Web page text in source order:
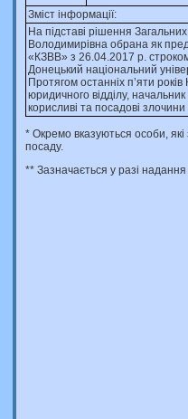
Зміст інформації:
На пiдставi рiшення
Володимирiвна обрана як
«КЗВВ» з 26.04.2017 р.
Донецький нацiональний
Протягом останнiх п’яти
юридичного вiддiлу,
корисливi та посадовi
* Окремо вказуються особи,
посаду.
** Зазначається у разі